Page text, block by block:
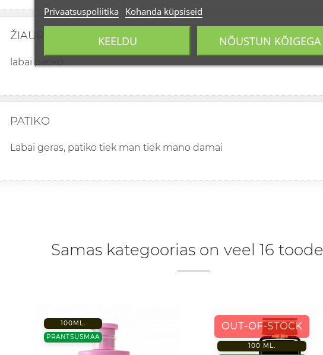
ŽIAURIAI GERAS
labai patiko
PATIKO
Labai geras, patiko tiek man tiek mano damai
Samas kategoorias on veel 16
100ML.
PRANTSUSMAA
OUT-OF-STOCK
100 ML.
Privaatsuspoliitika Kohanda küpsiseid
KEELDU NÕUSTUN KÕIGEGA